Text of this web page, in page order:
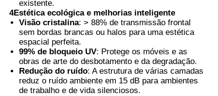
existente.
4Estética ecológica e melhorias inteligente
Visão cristalina: > 88% de transmissão frontal
sem bordas brancas ou halos para uma estética
espacial perfeita.
99% de bloqueio UV: Protege os móveis e as
obras de arte do desbotamento e da degradação.
Redução do ruído: A estrutura de várias camadas
reduz o ruído ambiente em 15 dB para ambientes
de trabalho e de vida silenciosos.